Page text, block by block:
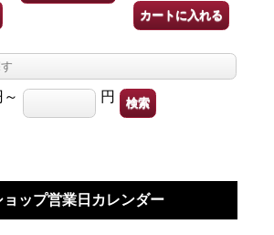
～ 円
ップ営業日カレンダー